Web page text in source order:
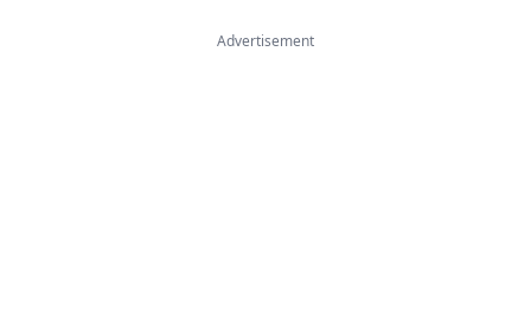
Advertisement